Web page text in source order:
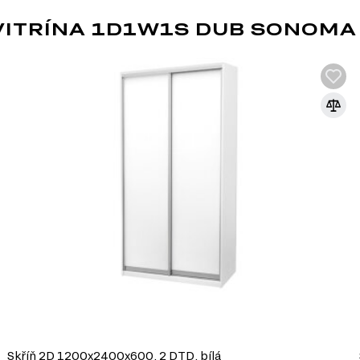
nebo jiném stylu díky
MODERNÍ STYL
esteticky přitažlivé, ale také funkční a
1D1W1S DUB
Skříň 2D 1200x2400x600, 2 DTD, bílá